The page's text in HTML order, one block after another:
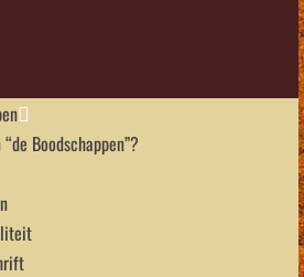
Boodschappen”?